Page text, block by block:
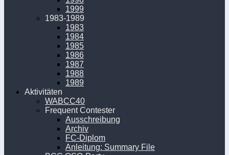
1999
1983-1989
1983
1984
1985
1986
1987
1988
1989
Aktivitäten
WABCC40
Frequent Contester
Ausschreibung
Archiv
FC-Diplom
Anleitung: Summary File